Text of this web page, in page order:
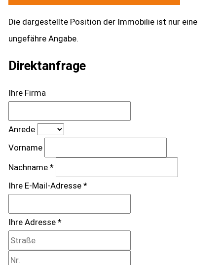
Die dargestellte Position der Immobilie ist nur eine
ungefähre Angabe.
Direktanfrage
Ihre Firma
Anrede
Vorname
Nachname *
Ihre E-Mail-Adresse *
Ihre Adresse *